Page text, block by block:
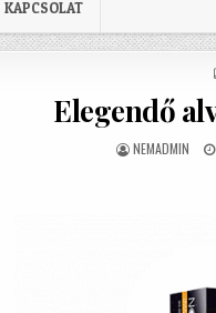
KAPCSOLAT
Elegendő
AUTHOR:
NEMADMIN